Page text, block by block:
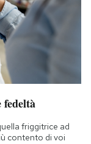
fedeltà
friggitrice ad
contento di voi